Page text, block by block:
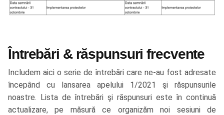
Întrebări & răspunsuri frecvente
Includem aici o serie de întrebări care ne-au fost adresate
începând cu lansarea apelului 1/2021 şi răspunsurile
noastre. Lista de întrebări şi răspunsuri este în continuă
actualizare, pe măsură ce organizăm noi sesiuni de